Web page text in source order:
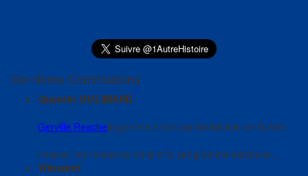
Dernières Contributions
Quentin MOLIMARD
Gerville Reachela pomme n'est pas tombé loin de l'arbre..
chasser les monstres de la cité, programme inachevé...
Winsdorf